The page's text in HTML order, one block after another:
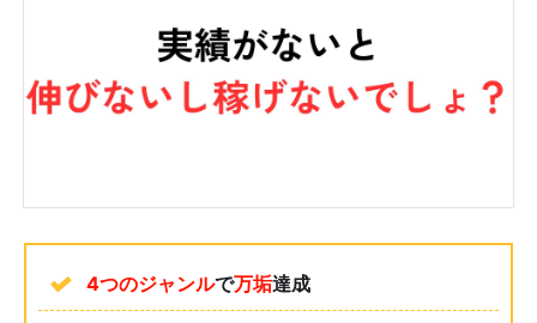
4つのジャンルで万垢達成